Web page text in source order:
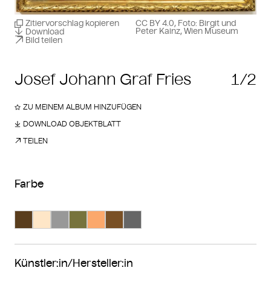
Josef Johann Graf Fries 1/2
Zitiervorschlag kopieren
Download
Bild teilen
CC BY 4.0, Foto: Birgit und
Peter Kainz, Wien Museum
ZU MEINEM ALBUM HINZUFÜGEN
DOWNLOAD OBJEKTBLATT
TEILEN
Farbe
Künstler:in/Hersteller:in